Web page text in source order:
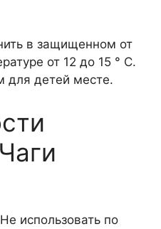
в защищенном от
от 12 до 15 ° С.
для детей месте.
использовать по